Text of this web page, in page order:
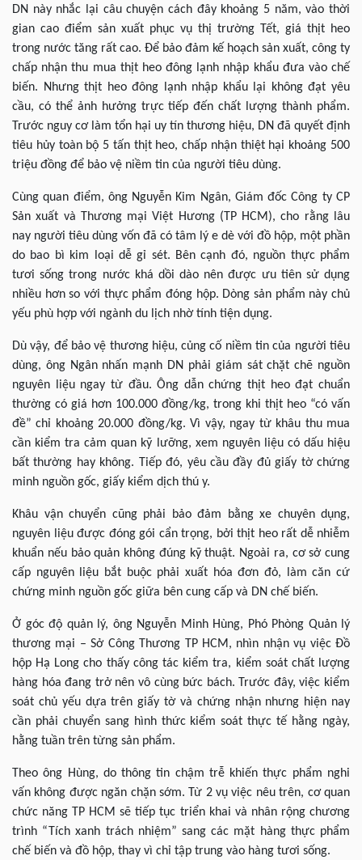
DN này nhắc lại câu chuyện cách đây khoảng 5 năm, vào thời
gian cao điểm sản xuất phục vụ thị trường Tết, giá thịt heo
trong nước tăng rất cao. Để bảo đảm kế hoạch sản xuất, công ty
chấp nhận thu mua thịt heo đông lạnh nhập khẩu đưa vào chế
biến. Nhưng thịt heo đông lạnh nhập khẩu lại không đạt yêu
cầu, có thể ảnh hưởng trực tiếp đến chất lượng thành phẩm.
Trước nguy cơ làm tổn hại uy tín thương hiệu, DN đã quyết định
tiêu hủy toàn bộ 5 tấn thịt heo, chấp nhận thiệt hại khoảng 500
triệu đồng để bảo vệ niềm tin của người tiêu dùng.
Cùng quan điểm, ông Nguyễn Kim Ngân, Giám đốc Công ty CP
Sản xuất và Thương mại Việt Hương (TP HCM), cho rằng lâu
nay người tiêu dùng vốn đã có tâm lý e dè với đồ hộp, một phần
do bao bì kim loại dễ gỉ sét. Bên cạnh đó, nguồn thực phẩm
tươi sống trong nước khá dồi dào nên được ưu tiên sử dụng
nhiều hơn so với thực phẩm đóng hộp. Dòng sản phẩm này chủ
yếu phù hợp với ngành du lịch nhờ tính tiện dụng.
Dù vậy, để bảo vệ thương hiệu, củng cố niềm tin của người tiêu
dùng, ông Ngân nhấn mạnh DN phải giám sát chặt chẽ nguồn
nguyên liệu ngay từ đầu. Ông dẫn chứng thịt heo đạt chuẩn
thường có giá hơn 100.000 đồng/kg, trong khi thịt heo “có vấn
đề” chỉ khoảng 20.000 đồng/kg. Vì vậy, ngay từ khâu thu mua
cần kiểm tra cảm quan kỹ lưỡng, xem nguyên liệu có dấu hiệu
bất thường hay không. Tiếp đó, yêu cầu đầy đủ giấy tờ chứng
minh nguồn gốc, giấy kiểm dịch thú y.
Khâu vận chuyển cũng phải bảo đảm bằng xe chuyên dụng,
nguyên liệu được đóng gói cẩn trọng, bởi thịt heo rất dễ nhiễm
khuẩn nếu bảo quản không đúng kỹ thuật. Ngoài ra, cơ sở cung
cấp nguyên liệu bắt buộc phải xuất hóa đơn đỏ, làm căn cứ
chứng minh nguồn gốc giữa bên cung cấp và DN chế biến.
Ở góc độ quản lý, ông Nguyễn Minh Hùng, Phó Phòng Quản lý
thương mại – Sở Công Thương TP HCM, nhìn nhận vụ việc Đồ
hộp Hạ Long cho thấy công tác kiểm tra, kiểm soát chất lượng
hàng hóa đang trở nên vô cùng bức bách. Trước đây, việc kiểm
soát chủ yếu dựa trên giấy tờ và chứng nhận nhưng hiện nay
cần phải chuyển sang hình thức kiểm soát thực tế hằng ngày,
hằng tuần trên từng sản phẩm.
Theo ông Hùng, do thông tin chậm trễ khiến thực phẩm nghi
vấn không được ngăn chặn sớm. Từ 2 vụ việc nêu trên, cơ quan
chức năng TP HCM sẽ tiếp tục triển khai và nhân rộng chương
trình “Tích xanh trách nhiệm” sang các mặt hàng thực phẩm
chế biến và đồ hộp, thay vì chỉ tập trung vào hàng tươi sống.